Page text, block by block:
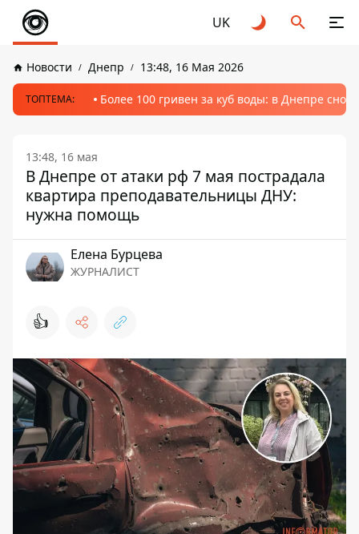
UK
Новости Днепр 13:48, 16 Мая 2026
ТОПТЕМА: Более 100 гривен за куб воды: в Днепре
13:48, 16 мая
В Днепре от атаки рф 7 мая пострадала
квартира преподавательницы ДНУ:
нужна помощь
Елена Бурцева
ЖУРНАЛИСТ
👍